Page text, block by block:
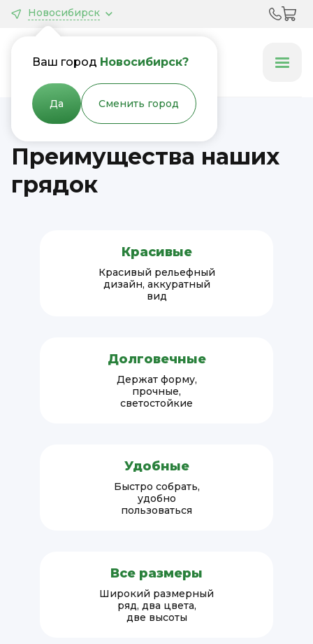
Новосибирск
Ваш город Новосибирск?
Да Сменить город
Грядки & Клумбы
Преимущества наших
грядок
Красивые
Красивый рельефный
дизайн, аккуратный
вид
Долговечные
Держат форму,
прочные,
светостойкие
Удобные
Быстро собрать,
удобно
пользоваться
Все размеры
Широкий размерный
ряд, два цвета,
две высоты